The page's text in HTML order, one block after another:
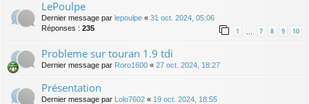
LePoulpe
Dernier message par lepoulpe « 31 oct. 2024, 05:06
Réponses : 235 1 7 8 9 10
Probleme sur touran 1.9 tdi
Dernier message par Roro1600 « 27 oct. 2024, 18:27
Présentation
Dernier message par Lolo7602 « 19 oct. 2024, 18:55